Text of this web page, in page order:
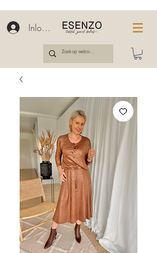
Inloggen